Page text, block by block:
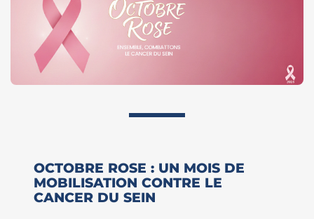
OCTOBRE ROSE : UN MOIS DE
MOBILISATION CONTRE LE
CANCER DU SEIN